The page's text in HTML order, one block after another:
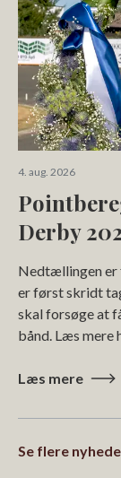
4. aug. 2026
Derby
Nedtællingen er
er først skridt
skal forsøge at
bånd. Læs mere
Læs mere
Se flere